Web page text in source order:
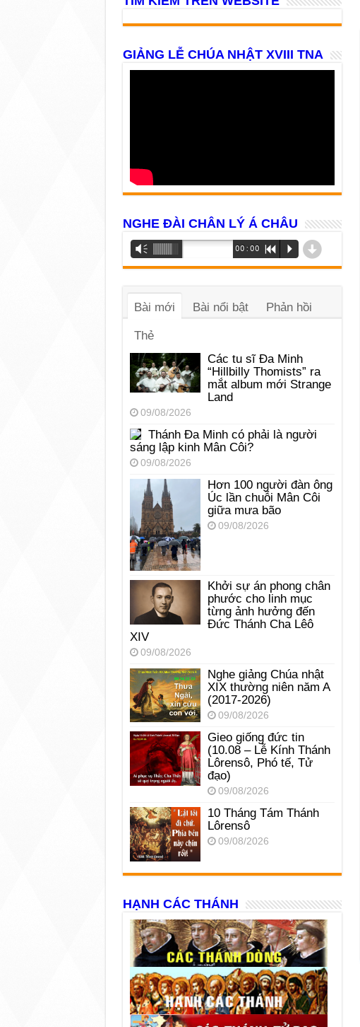
GIẢNG LỄ CHÚA NHẬT XVIII TNA
NGHE ĐÀI CHÂN LÝ Á CHÂU
Trình
phát
âm
Vm 00:00 R P d
Bài mới Bài nổi bật Phản hồi
Thẻ
Các tu sĩ Đa Minh
“Hillbilly Thomists” ra
mắt album mới Strange
Land
09/08/2026
Thánh Đa Minh có phải là người
sáng lập kinh Mân Côi?
09/08/2026
Hơn 100 người đàn ông
Úc lần chuỗi Mân Côi
giữa mưa bão
09/08/2026
Khởi sự án phong chân
phước cho linh mục
từng ảnh hưởng đến
Đức Thánh Cha Lêô
XIV
09/08/2026
Nghe giảng Chúa nhật
XIX thường niên năm A
(2017-2026)
09/08/2026
Gieo giống đức tin
(10.08 – Lễ Kính Thánh
Lôrensô, Phó tế, Tử
đạo)
09/08/2026
10 Tháng Tám Thánh
Lôrensô
09/08/2026
HẠNH CÁC THÁNH